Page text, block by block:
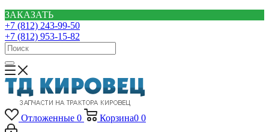
ЗАКАЗАТЬ
+7 (812) 243-99-50
+7 (812) 953-15-82
Отложенные 0 Корзина0 0